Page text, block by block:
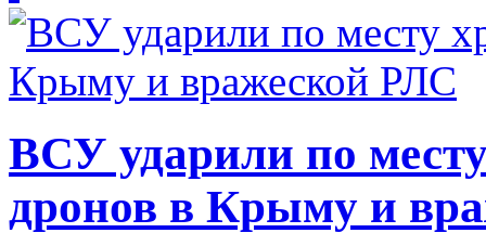
ВСУ ударили по
дронов в Крыму и